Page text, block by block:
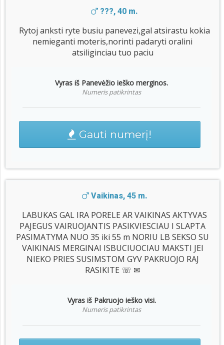
???, 40 m.
Rytoj anksti ryte busiu panevezi,gal atsirastu kokia
nemieganti moteris,norinti padaryti oralini
atsiliginciau tuo paciu
Vyras iš Panevėžio ieško merginos.
Numeris patikrintas
Gauti numerį!
Vaikinas, 45 m.
LABUKAS GAL IRA PORELE AR VAIKINAS AKTYVAS
PAJEGUS VAIRUOJANTIS PASIKVIESCIAU I SLAPTA
PASIMATYMA NUO 35 iki 55 m NORIU LB SEKSO SU
VAIKINAIS MERGINAI ISBUCIUOCIAU MAKSTI JEI
NIEKO PRIES SUSIMSTOM GYV PAKRUOJO RAJ
RASIKITE ☏ ✉
Vyras iš Pakruojo ieško visi.
Numeris patikrintas